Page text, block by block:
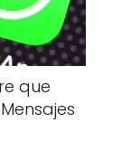
que